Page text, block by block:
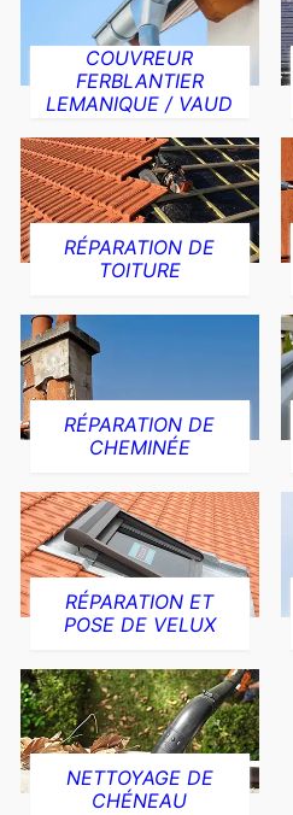
COUVREUR
FERBLANTIER
LEMANIQUE / VAUD
RÉPARATION DE
TOITURE
RÉPARATION DE
CHEMINÉE
RÉPARATION ET
POSE DE VELUX
NETTOYAGE DE
CHÉNEAU